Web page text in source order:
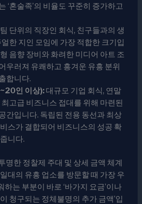
‘혼술족’의 비율도 꾸준히 증가하고
단위의 직장인 회식, 친구들과의 생
한 지인 모임에 가장 적합한 크기입
음향 장비와 화려한 미디어 아트 조
우러져 유쾌하고 흥겨운 유흥 분위
합니다.
인 이상):대규모 기업 회식, 연말
고급 비즈니스 접대를 위해 마련된
간입니다. 독립된 전용 동선과 최상
스가 결합되어 비즈니스의 성공 확
니다.
명한 정찰제 주대 및 상세 금액 체계
대의 유흥 업소를 방문할 때 가장 우
는 부분이 바로 ‘바가지 요금’이나
청구되는 정체불명의 추가 금액’입